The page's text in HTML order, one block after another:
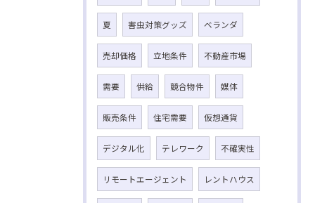
夏 害虫対策グッズ ベランダ
売却価格 立地条件 不動産市場
需要 供給 競合物件 媒体
販売条件 住宅需要 仮想通貨
デジタル化 テレワーク 不確実性
リモートエージェント レントハウス